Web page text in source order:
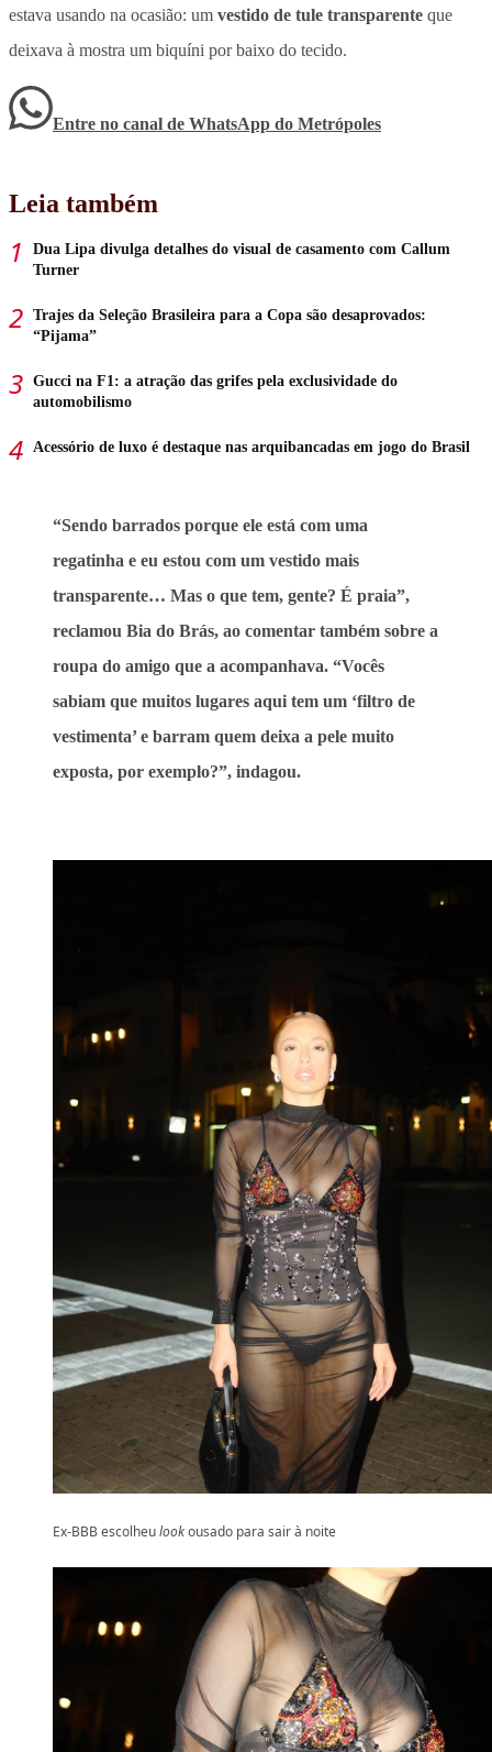
estava usando na ocasião: um vestido de tule transparente que
deixava à mostra um biquíni por baixo do tecido.
Entre no canal de WhatsApp do Metrópoles
Leia também
Dua Lipa divulga detalhes do visual de casamento com Callum
Turner
Trajes da Seleção Brasileira para a Copa são desaprovados:
“Pijama”
Gucci na F1: a atração das grifes pela exclusividade do
automobilismo
Acessório de luxo é destaque nas arquibancadas em jogo do Brasil
“Sendo barrados porque ele está com uma
regatinha e eu estou com um vestido mais
transparente… Mas o que tem, gente? É praia”,
reclamou Bia do Brás, ao comentar também sobre a
roupa do amigo que a acompanhava. “Vocês
sabiam que muitos lugares aqui tem um ‘filtro de
vestimenta’ e barram quem deixa a pele muito
exposta, por exemplo?”, indagou.
Ex-BBB escolheulookousado para sair à noite